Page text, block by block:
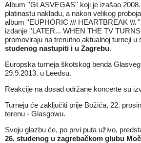
Album ''GLASVEGAS'' koji je izašao
platinastu nakladu, a nakon velikog
album ''EUPHORIC /// HEARTBREAK \\\
izdanje ''LATER... WHEN THE TV
promoviraju na trenutno aktualnoj turneji u
studenog nastupiti i u Zagrebu.
Europska turneja škotskog benda
29.9.2013. u Leedsu.
Reakcije na dosad održane koncerte su
Turneju će zaključiti prije Božića, 22.
terenu - Glasgowu.
Svoju glazbu će, po prvi puta uživo,
26. studenog u zagrebačkom glubu